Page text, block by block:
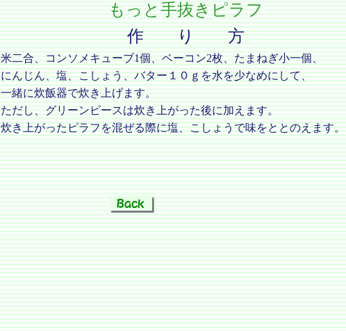
もっと手抜きピラフ
作 り 方
米二合、コンソメキューブ1個、ベーコン2枚、たまねぎ小一個、
にんじん、塩、こしょう、バター１０ｇを水を少なめにして、
一緒に炊飯器で炊き上げます。
ただし、グリーンピースは炊き上がった後に加えます。
炊き上がったピラフを混ぜる際に塩、こしょうで味をととのえます。